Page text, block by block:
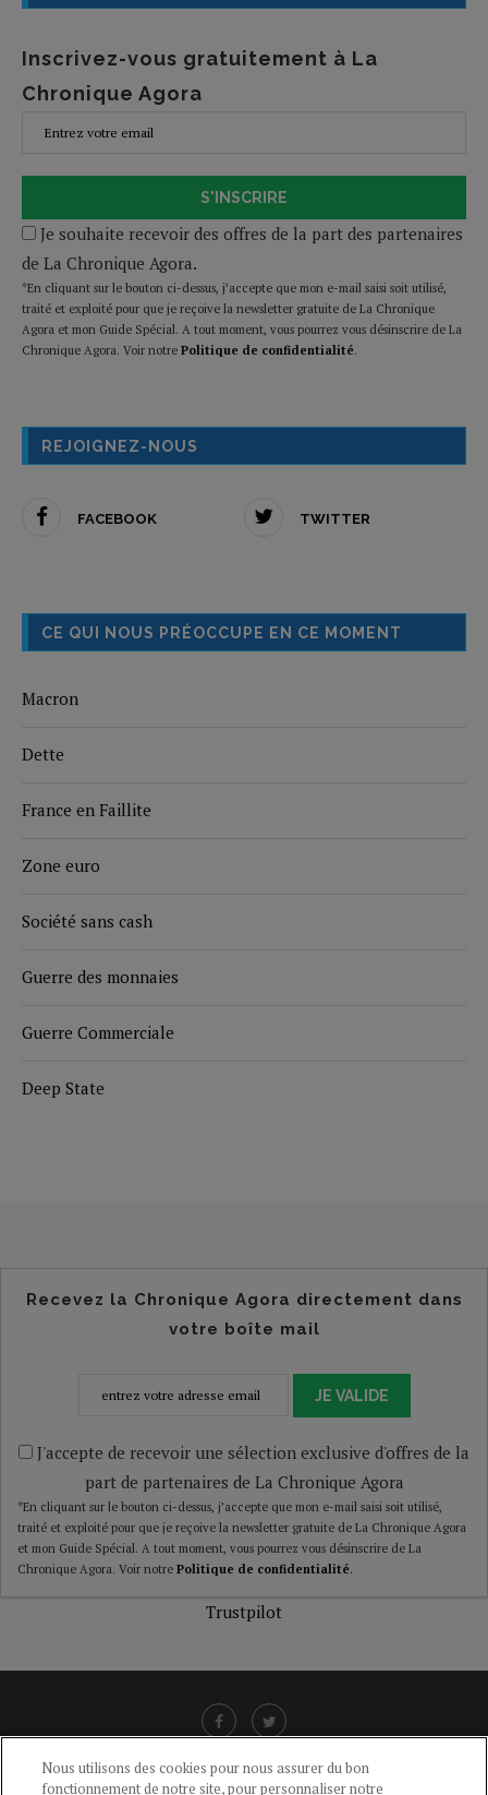
Inscrivez-vous gratuitement à La
Chronique Agora
S'INSCRIRE
Je souhaite recevoir des offres de la part des partenaires
de La Chronique Agora.
*En cliquant sur le bouton ci-dessus, j’accepte que mon e-mail saisi soit utilisé,
traité et exploité pour que je reçoive la newsletter gratuite de La Chronique
Agora et mon Guide Spécial. A tout moment, vous pourrez vous désinscrire de La
Chronique Agora. Voir notre Politique de confidentialité.
REJOIGNEZ-NOUS
FACEBOOK TWITTER
CE QUI NOUS PRÉOCCUPE EN CE MOMENT
Macron
Dette
France en Faillite
Zone euro
Société sans cash
Guerre des monnaies
Guerre Commerciale
Deep State
Recevez la Chronique Agora directement dans
votre boîte mail
JE VALIDE
J'accepte de recevoir une sélection exclusive d'offres de la
part de partenaires de La Chronique Agora
*En cliquant sur le bouton ci-dessus, j’accepte que mon e-mail saisi soit utilisé,
traité et exploité pour que je reçoive la newsletter gratuite de La Chronique Agora
et mon Guide Spécial. A tout moment, vous pourrez vous désinscrire de La
Chronique Agora. Voir notre Politique de confidentialité.
Trustpilot
Nous utilisons des cookies pour nous assurer du bon
fonctionnement de notre site, pour personnaliser notre